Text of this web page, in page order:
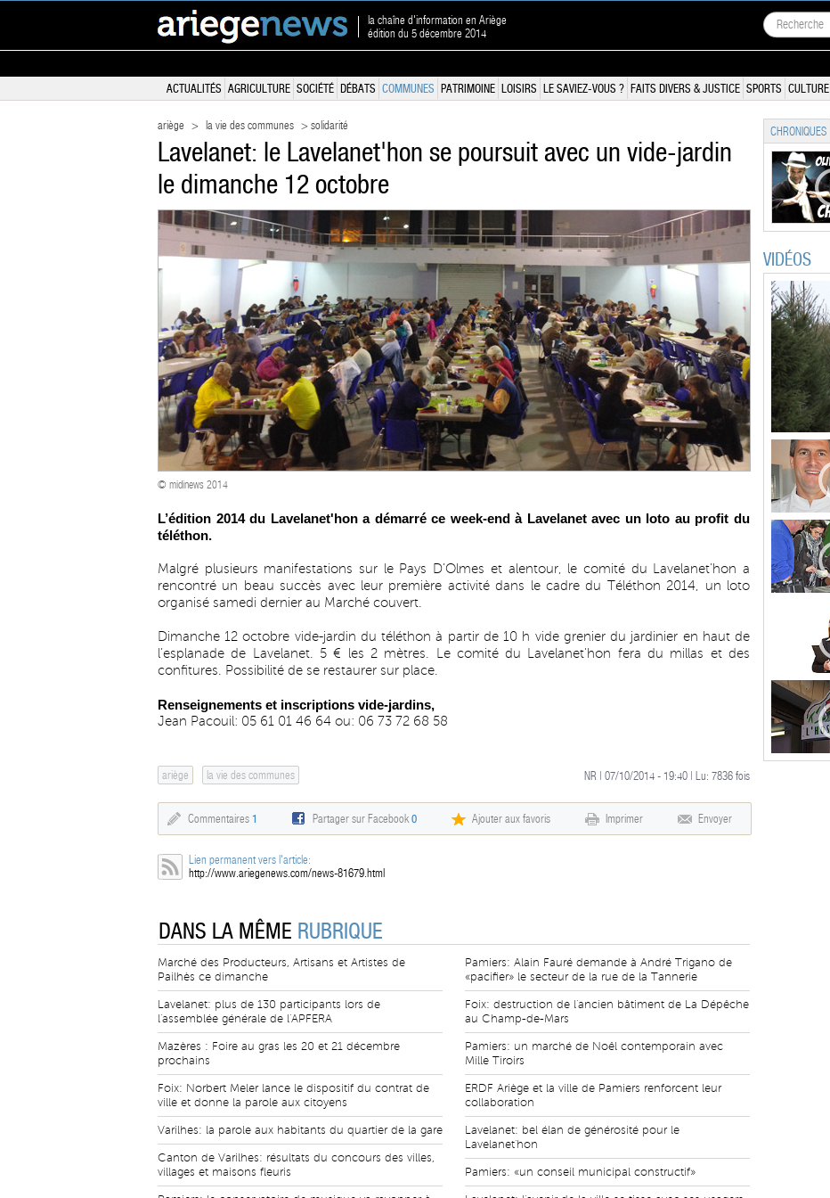
la chaîne d'information en Ariège
édition du 5 décembre 2014
ACTUALITÉS AGRICULTURE SOCIÉTÉ DÉBATS COMMUNES PATRIMOINE LOISIRS LE SAVIEZ-VOUS ? FAITS DIVERS & JUSTICE SPORTS CULTURE
ariège > la vie des communes > solidarité
Lavelanet: le Lavelanet'hon se poursuit avec un vide-jardin
le dimanche 12 octobre
© midinews 2014
L’édition 2014 du Lavelanet'hon a démarré ce week-end à Lavelanet avec un loto au profit du
téléthon.
Malgré plusieurs manifestations sur le Pays D’Olmes et alentour, le comité du Lavelanet'hon a
rencontré un beau succès avec leur première activité dans le cadre du Téléthon 2014, un loto
organisé samedi dernier au Marché couvert.
Dimanche 12 octobre vide-jardin du téléthon à partir de 10 h vide grenier du jardinier en haut de
l’esplanade de Lavelanet. 5 € les 2 mètres. Le comité du Lavelanet'hon fera du millas et des
confitures. Possibilité de se restaurer sur place.
Renseignements et inscriptions vide-jardins,
Jean Pacouil: 05 61 01 46 64 ou: 06 73 72 68 58
ariège la vie des communes NR | 07/10/2014 - 19:40 | Lu: 7836 fois
Commentaires 1 Partager sur Facebook0 Ajouter aux favoris Imprimer Envoyer
Lien permanent vers l'article:
http://www.ariegenews.com/news-81679.html
DANS LA MÊME RUBRIQUE
Marché des Producteurs, Artisans et Artistes de
Pailhès ce dimanche
Lavelanet: plus de 130 participants lors de
l'assemblée générale de l'APFERA
Mazères : Foire au gras les 20 et 21 décembre
prochains
Foix: Norbert Meler lance le dispositif du contrat de
ville et donne la parole aux citoyens
Varilhes: la parole aux habitants du quartier de la gare
Canton de Varilhes: résultats du concours des villes,
villages et maisons fleuris
Pamiers: Alain Fauré demande à André Trigano de
«pacifier» le secteur de la rue de la Tannerie
Foix: destruction de l'ancien bâtiment de La Dépêche
au Champ-de-Mars
Pamiers: un marché de Noêl contemporain avec
Mille Tiroirs
ERDF Ariège et la ville de Pamiers renforcent leur
collaboration
Lavelanet: bel élan de générosité pour le
Lavelanet'hon
Pamiers: «un conseil municipal constructif»
CHRONIQUES
VIDÉOS